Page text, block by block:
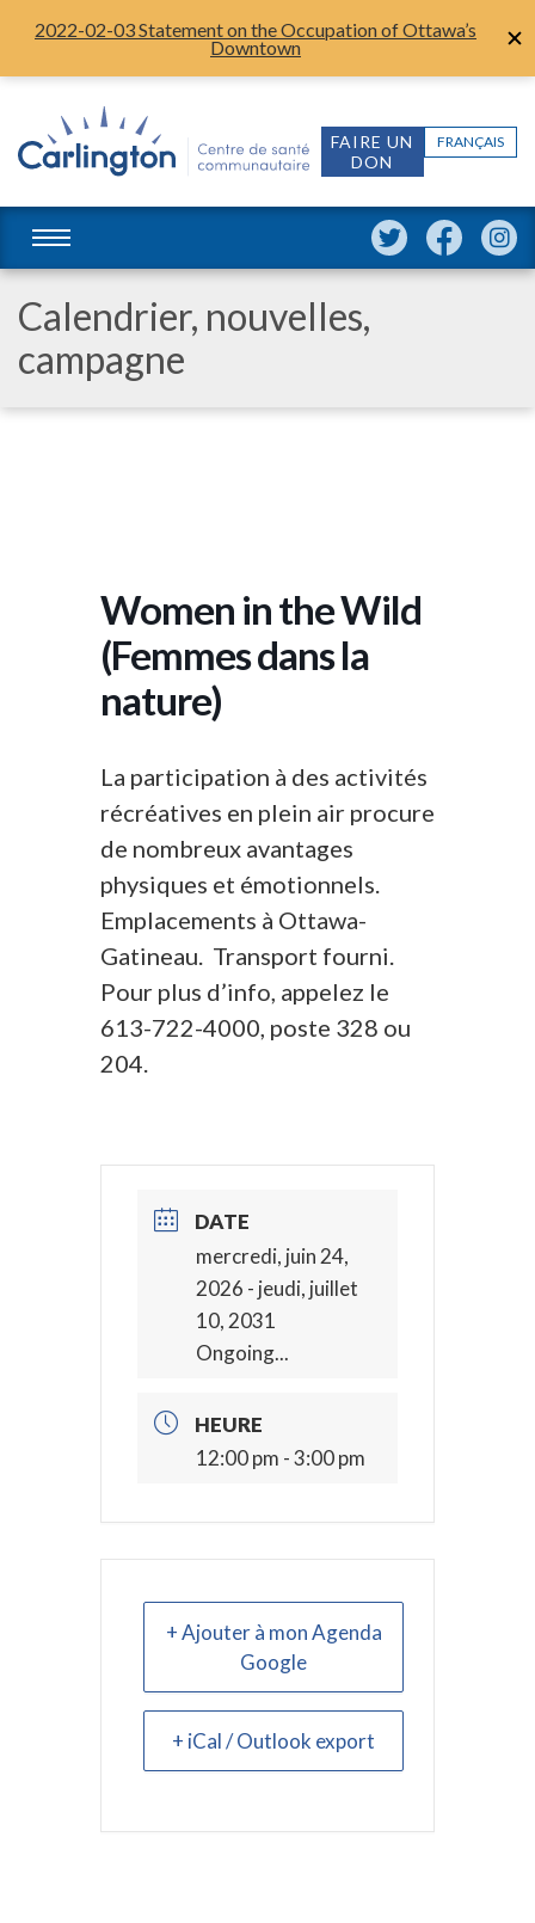
2022-02-03 Statement on the Occupation of Ottawa’s
Downtown
FRANÇAIS
FAIRE UN
DON
Calendrier, nouvelles,
campagne
Women in the Wild
(Femmes dans la
nature)
La participation à des activités
récréatives en plein air procure
de nombreux avantages
physiques et émotionnels.
Emplacements à Ottawa-
Gatineau. Transport fourni.
Pour plus d’info, appelez le
613-722-4000, poste 328 ou
204.
DATE
mercredi, juin 24,
2026 - jeudi, juillet
10, 2031
Ongoing...
HEURE
12:00 pm - 3:00 pm
+ Ajouter à mon Agenda
Google
+ iCal / Outlook export